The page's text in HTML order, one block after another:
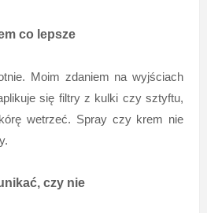
co lepsze
Moim zdaniem na wyjściach
się filtry z kulki czy sztyftu,
wetrzeć. Spray czy krem nie
czy nie